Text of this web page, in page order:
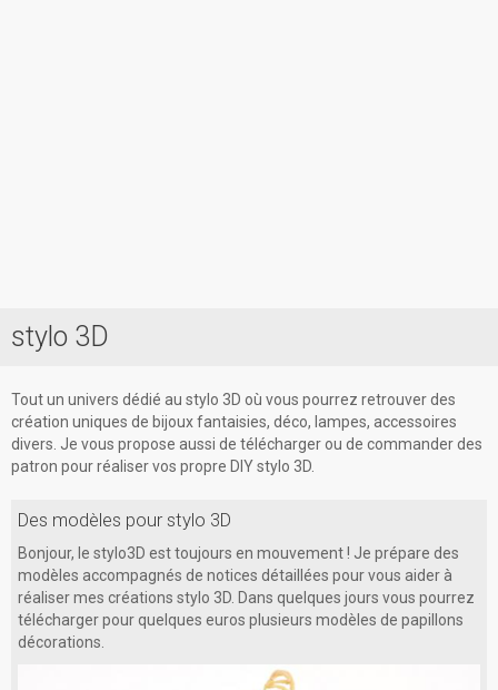
Accueil
Contact
stylo 3D
Tout un univers dédié au stylo 3D où vous pourrez retrouver des
création uniques de bijoux fantaisies, déco, lampes, accessoires
divers. Je vous propose aussi de télécharger ou de commander des
patron pour réaliser vos propre DIY stylo 3D.
Des modèles pour stylo 3D
Bonjour, le stylo3D est toujours en mouvement ! Je prépare des
modèles accompagnés de notices détaillées pour vous aider à
réaliser mes créations stylo 3D. Dans quelques jours vous pourrez
télécharger pour quelques euros plusieurs modèles de papillons
décorations.